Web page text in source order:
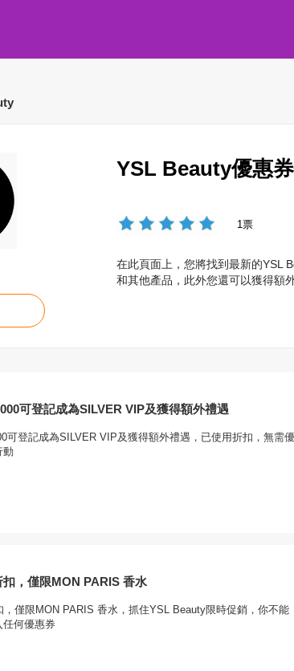
YSL Beauty優惠
1票
在此頁面上，您將找到最新的YSL
和其他產品，此外您還可以獲得額
可登記成為SILVER VIP及獲得額外禮遇
可登記成為SILVER VIP及獲得額外禮遇，已使用折扣，無需優
動
扣，僅限MON PARIS 香水
，僅限MON PARIS 香水，抓住YSL Beauty限時促銷，你不能
任何優惠券